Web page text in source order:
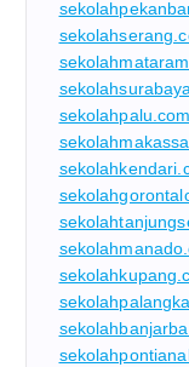
sekolahpalu.com